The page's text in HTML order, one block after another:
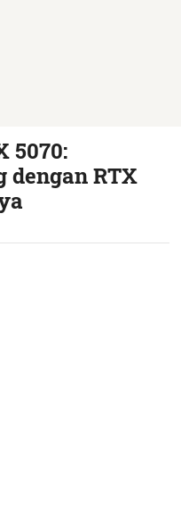
5070:
dengan RTX